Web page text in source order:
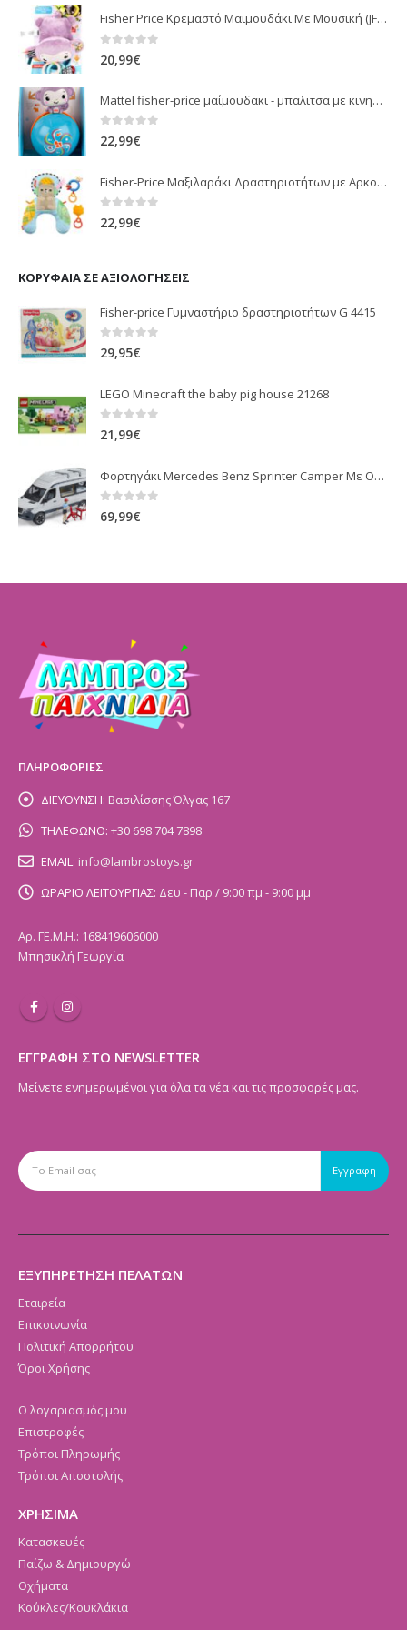
Fisher Price Κρεμαστό Μαϊμουδάκι Με Μουσική (JFF02)
20,99€
Mattel fisher-price μαίμουδακι - μπαλιτσα με κινηση JLB95
0 out of 5
22,99€
Fisher-Price Μαξιλαράκι Δραστηριοτήτων με Αρκουδάκι (JHB44)
0 out of 5
22,99€
ΚΟΡΥΦΑΊΑ ΣΕ ΑΞΙΟΛΟΓΉΣΕΙΣ
Fisher-price Γυμναστήριο δραστηριοτήτων G 4415
0 out of 5
29,95€
LEGO Minecraft the baby pig house 21268
0 out of 5
21,99€
Φορτηγάκι Mercedes Benz Sprinter Camper Με Οδηγό Και Εξοπλισμό (BR002672)
0 out of 5
69,99€
ΠΛΗΡΟΦΟΡΙΕΣ
ΔΙΕΥΘΥΝΣΗ: Βασιλίσσης Όλγας 167
ΤΗΛΕΦΩΝΟ: +30 698 704 7898
EMAIL: info@lambrostoys.gr
ΩΡΑΡΙΟ ΛΕΙΤΟΥΡΓΙΑΣ: Δευ - Παρ / 9:00 πμ - 9:00 μμ
Αρ. ΓΕ.Μ.Η.: 168419606000
Μπησικλή Γεωργία
ΕΓΓΡΑΦΗ ΣΤΟ NEWSLETTER
Μείνετε ενημερωμένοι για όλα τα νέα και τις προσφορές μας.
ΕΞΥΠΗΡΕΤΗΣΗ ΠΕΛΑΤΩΝ
Εταιρεία
Επικοινωνία
Πολιτική Απορρήτου
Όροι Χρήσης
Ο λογαριασμός μου
Επιστροφές
Τρόποι Πληρωμής
Τρόποι Αποστολής
ΧΡΗΣΙΜΑ
Κατασκευές
Παίζω & Δημιουργώ
Οχήματα
Κούκλες/Κουκλάκια